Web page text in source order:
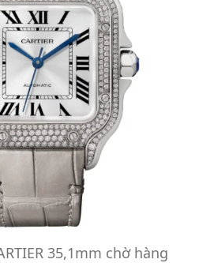
35,1mm chờ hàng